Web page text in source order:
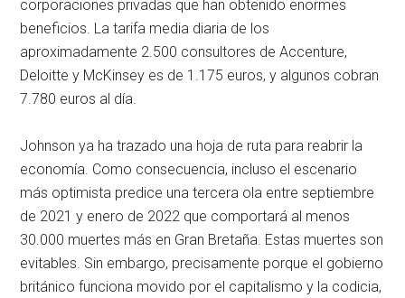
corporaciones privadas que han obtenido enormes
beneficios. La tarifa media diaria de los
aproximadamente 2.500 consultores de Accenture,
Deloitte y McKinsey es de 1.175 euros, y algunos cobran
7.780 euros al día.
Johnson ya ha trazado una hoja de ruta para reabrir la
economía. Como consecuencia, incluso el escenario
más optimista predice una tercera ola entre septiembre
de 2021 y enero de 2022 que comportará al menos
30.000 muertes más en Gran Bretaña. Estas muertes son
evitables. Sin embargo, precisamente porque el gobierno
británico funciona movido por el capitalismo y la codicia,